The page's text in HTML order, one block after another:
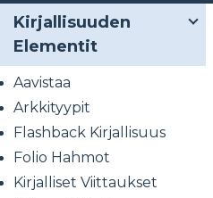
Kirjallisuuden
Elementit
Aavistaa
Arkkityypit
Flashback Kirjallisuus
Folio Hahmot
Kirjalliset Viittaukset